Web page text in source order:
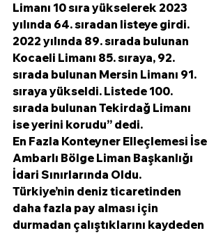
Limanı 10 sıra yükselerek 2023
yılında 64. sıradan listeye girdi.
2022 yılında 89. sırada bulunan
Kocaeli Limanı 85. sıraya, 92.
sırada bulunan Mersin Limanı 91.
sıraya yükseldi. Listede 100.
sırada bulunan Tekirdağ Limanı
ise yerini korudu’’ dedi.
En Fazla Konteyner Elleçlemesi İse
Ambarlı Bölge Liman Başkanlığı
İdari Sınırlarında Oldu.
Türkiye’nin deniz ticaretinden
daha fazla pay alması için
durmadan çalıştıklarını kaydeden